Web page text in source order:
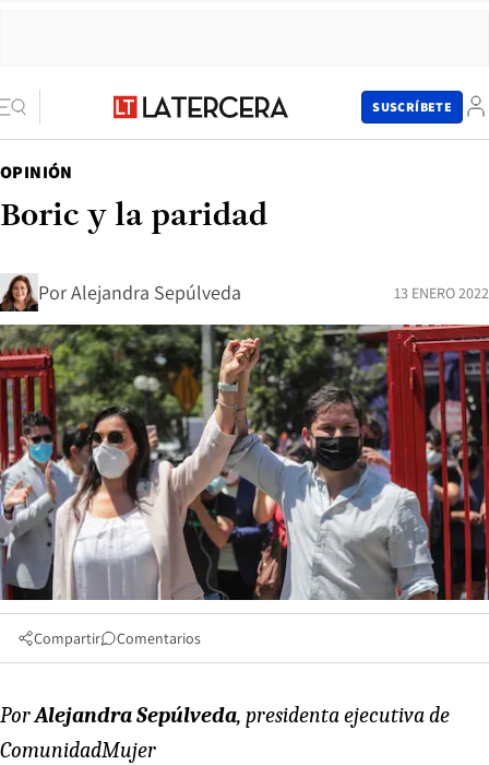
SUSCRÍBETE
OPINIÓN
Boric y la paridad
PorAlejandra Sepúlveda 13 ENERO 2022
Compartir Comentarios
PorAlejandra Sepúlveda, presidenta ejecutiva de
ComunidadMujer